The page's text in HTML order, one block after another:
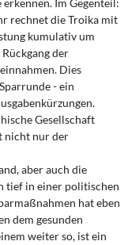
Im Gegenteil:
rechnet die Troika mit
kumulativ um
der
Dies
- ein
Gesellschaft
nicht nur der
aber auch die
tief in einer politischen
hat eben
dem gesunden
weiter so, ist ein